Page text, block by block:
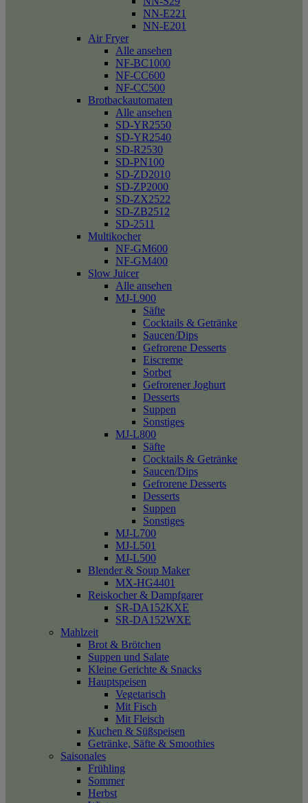
NN-E221
NN-E201
Air Fryer
Alle ansehen
NF-BC1000
NF-CC600
NF-CC500
Brotbackautomaten
Alle ansehen
SD-YR2550
SD-YR2540
SD-R2530
SD-PN100
SD-ZD2010
SD-ZP2000
SD-ZX2522
SD-ZB2512
SD-2511
Multikocher
NF-GM600
NF-GM400
Slow Juicer
Alle ansehen
MJ-L900
Säfte
Cocktails & Getränke
Saucen/Dips
Gefrorene Desserts
Eiscreme
Sorbet
Gefrorener Joghurt
Desserts
Suppen
Sonstiges
MJ-L800
Säfte
Cocktails & Getränke
Saucen/Dips
Gefrorene Desserts
Desserts
Suppen
Sonstiges
MJ-L700
MJ-L501
MJ-L500
Blender & Soup Maker
MX-HG4401
Reiskocher & Dampfgarer
SR-DA152KXE
SR-DA152WXE
Mahlzeit
Brot & Brötchen
Suppen und Salate
Kleine Gerichte & Snacks
Hauptspeisen
Vegetarisch
Mit Fisch
Mit Fleisch
Kuchen & Süßspeisen
Getränke, Säfte & Smoothies
Saisonales
Frühling
Sommer
Herbst